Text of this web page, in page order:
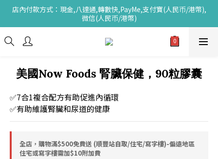
店內付款方式：現金,八達通,轉數快,PayMe,支付寶(人民币/港幣),
微信(人民币/港幣)
美國Now Foods 腎臟保健，90粒膠囊
✅7合1複合配方有助促進內循環
✅有助維護腎臟和尿道的健康
全店，購物滿$500免費送 (順豐站自取/住宅/寫字樓)-偏遠地區
住宅或寫字樓需加$10附加費